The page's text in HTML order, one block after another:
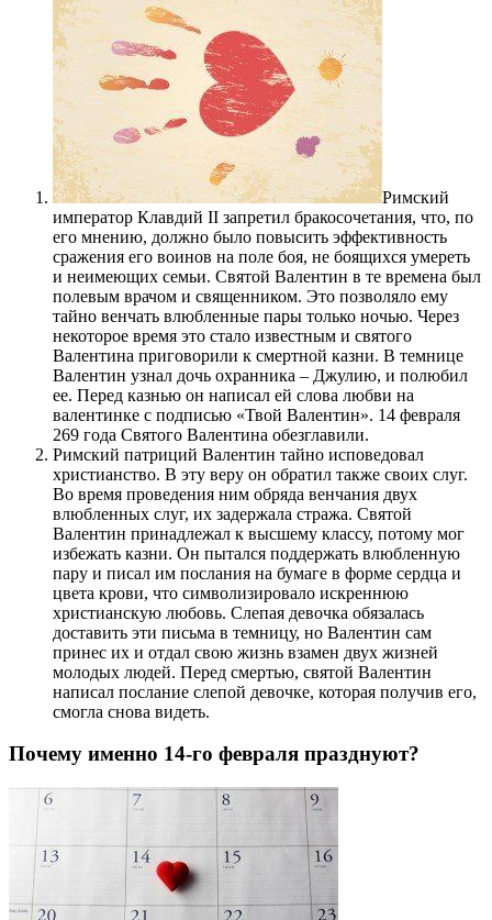
Римский
император Клавдий II запретил бракосочетания, что, по
его мнению, должно было повысить эффективность
сражения его воинов на поле боя, не боящихся умереть
и неимеющих семьи. Святой Валентин в те времена был
полевым врачом и священником. Это позволяло ему
тайно венчать влюбленные пары только ночью. Через
некоторое время это стало известным и святого
Валентина приговорили к смертной казни. В темнице
Валентин узнал дочь охранника – Джулию, и полюбил
ее. Перед казнью он написал ей слова любви на
валентинке с подписью «Твой Валентин». 14 февраля
269 года Святого Валентина обезглавили.
Римский патриций Валентин тайно исповедовал
христианство. В эту веру он обратил также своих слуг.
Во время проведения ним обряда венчания двух
влюбленных слуг, их задержала стража. Святой
Валентин принадлежал к высшему классу, потому мог
избежать казни. Он пытался поддержать влюбленную
пару и писал им послания на бумаге в форме сердца и
цвета крови, что символизировало искреннюю
христианскую любовь. Слепая девочка обязалась
доставить эти письма в темницу, но Валентин сам
принес их и отдал свою жизнь взамен двух жизней
молодых людей. Перед смертью, святой Валентин
написал послание слепой девочке, которая получив его,
смогла снова видеть.
Почему именно 14-го февраля празднуют?